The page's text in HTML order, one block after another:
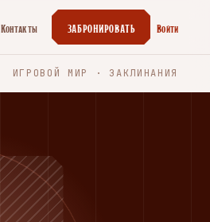
Контакты ЗАБРОНИРОВАТЬ Войти
ИГРОВОЙ МИР · ЗАКЛИНАНИЯ